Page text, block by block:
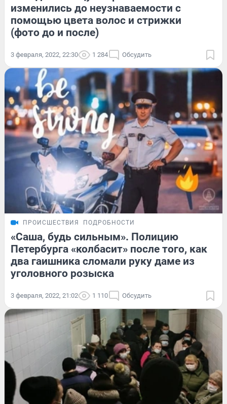
изменились до неузнаваемости с
помощью цвета волос и стрижки
(фото до и после)
3 февраля, 2022, 22:30 1 284 Обсудить
ПРОИСШЕСТВИЯ ПОДРОБНОСТИ
«Саша, будь сильным». Полицию
Петербурга «колбасит» после того, как
два гаишника сломали руку даме из
уголовного розыска
3 февраля, 2022, 21:02 1 110 Обсудить